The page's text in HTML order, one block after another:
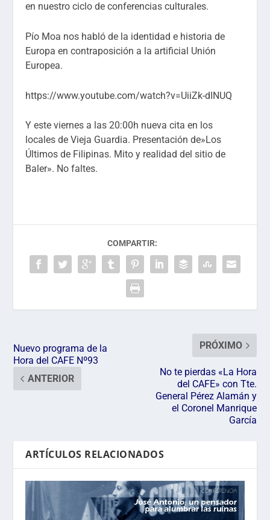
en nuestro ciclo de conferencias culturales.
Pío Moa nos habló de la identidad e historia de
Europa en contraposición a la artificial Unión
Europea.
https://www.youtube.com/watch?v=UiiZk-dINUQ
Y este viernes a las 20:00h nueva cita en los
locales de Vieja Guardia. Presentación de»Los
Últimos de Filipinas. Mito y realidad del sitio de
Baler». No faltes.
COMPARTIR:
Nuevo programa de la
Hora del CAFE Nº93
ANTERIOR
PRÓXIMO
No te pierdas «La Hora
del CAFE» con Tte.
General Pérez Alamán y
el Coronel Manrique
García
ARTÍCULOS RELACIONADOS